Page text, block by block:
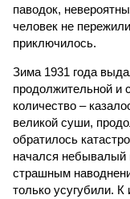
паводок,
человек не
приключилось.
Зима 1931 года
продолжительной и
количество –
великой суши,
обратилось
начался небывалый
страшным
только усугубили.